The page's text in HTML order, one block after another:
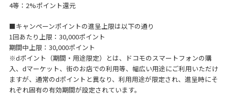
4等：2%ポイント還元
■キャンペーンポイントの進呈上限は以下の通り
1回あたり上限：30,000ポイント
期間中上限：30,000ポイント
※dポイント（期間・用途限定）とは、ドコモのスマートフォンの購
入、dマーケット、街のお店での利用等、幅広い用途にご利用いただけ
ますが、通常のdポイントと異なり、利用用途が限定され、進呈時にそ
れぞれ固有の有効期間が設定されています。